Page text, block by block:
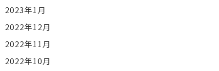
2023年1月
2022年12月
2022年11月
2022年10月